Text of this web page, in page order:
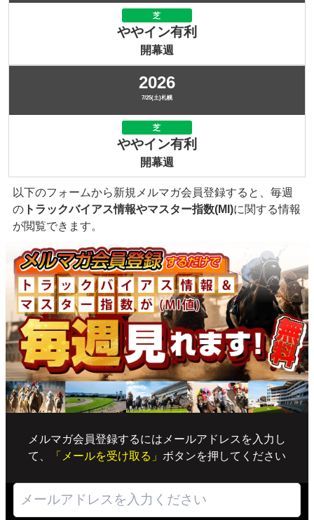
芝
ややイン有利
開幕週
2026
7/25(土)札幌
芝
ややイン有利
開幕週
以下のフォームから新規メルマガ会員登録すると、毎週
の トラックバイアス情報やマスター指数(MI)に関する情報
が閲覧できます。
メルマガ会員登録するにはメールアドレスを入力し
て、
「メールを受け取る」 ボタンを押してください